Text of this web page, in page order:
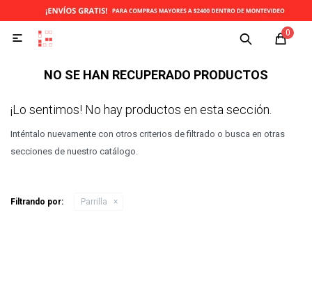
0

NO SE HAN RECUPERADO PRODUCTOS
¡Lo sentimos! No hay productos en esta sección.
Inténtalo nuevamente con otros criterios de filtrado o busca en otras
secciones de nuestro catálogo.
Filtrando por: Parrilla